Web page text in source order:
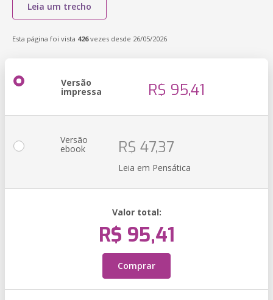
Leia um trecho
Esta página foi vista 426vezes desde 26/05/2026
Versão
impressa R$ 95,41
Versão
ebook R$ 47,37
Leia em Pensática
Valor total:
R$ 95,41
Comprar